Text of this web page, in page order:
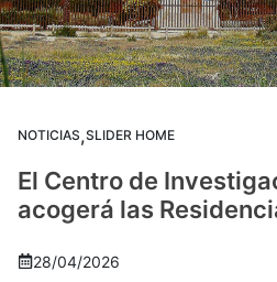
NOTICIAS,SLIDER HOME
El Centro de
acogerá las
28/04/2026